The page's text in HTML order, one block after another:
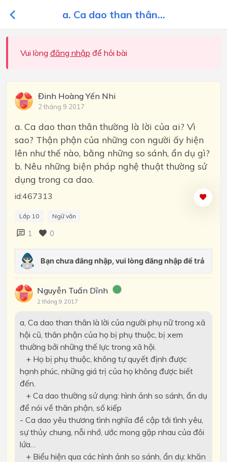
a. Ca dao than thân...
Vui lòng đăng nhập để hỏi bài
Đinh Hoàng Yến Nhi
2 tháng 9 2017
a. Ca dao than thân thường là lời của ai? Vì
sao? Thận phận của những con người ấy hiện
lên như thế nào, bằng những so sánh, ẩn dụ gì?
b. Nêu những biện pháp nghệ thuật thường sử
dụng trong ca dao.
id:467313
Lớp 10 Ngữ văn
1 0
Nguyễn Tuấn Dĩnh
2 tháng 9 2017
a, Ca dao than thân là lời của người phụ nữ trong xã
hội cũ, thân phận của họ bị phụ thuộc, bị xem
thường bởi những thế lực trong xã hội.
+ Họ bị phụ thuộc, không tự quyết định được
hạnh phúc, những giá trị của họ không được biết
đến.
+ Ca dao thường sử dụng: hình ảnh so sánh, ẩn dụ
để nói về thân phận, số kiếp
- Ca dao yêu thương tình nghĩa đề cập tới tình yêu,
sự thủy chung, nỗi nhớ, ước mong gặp nhau của đôi
lứa…
+ Biểu hiện qua các hình ảnh so sánh, ẩn dụ: khăn